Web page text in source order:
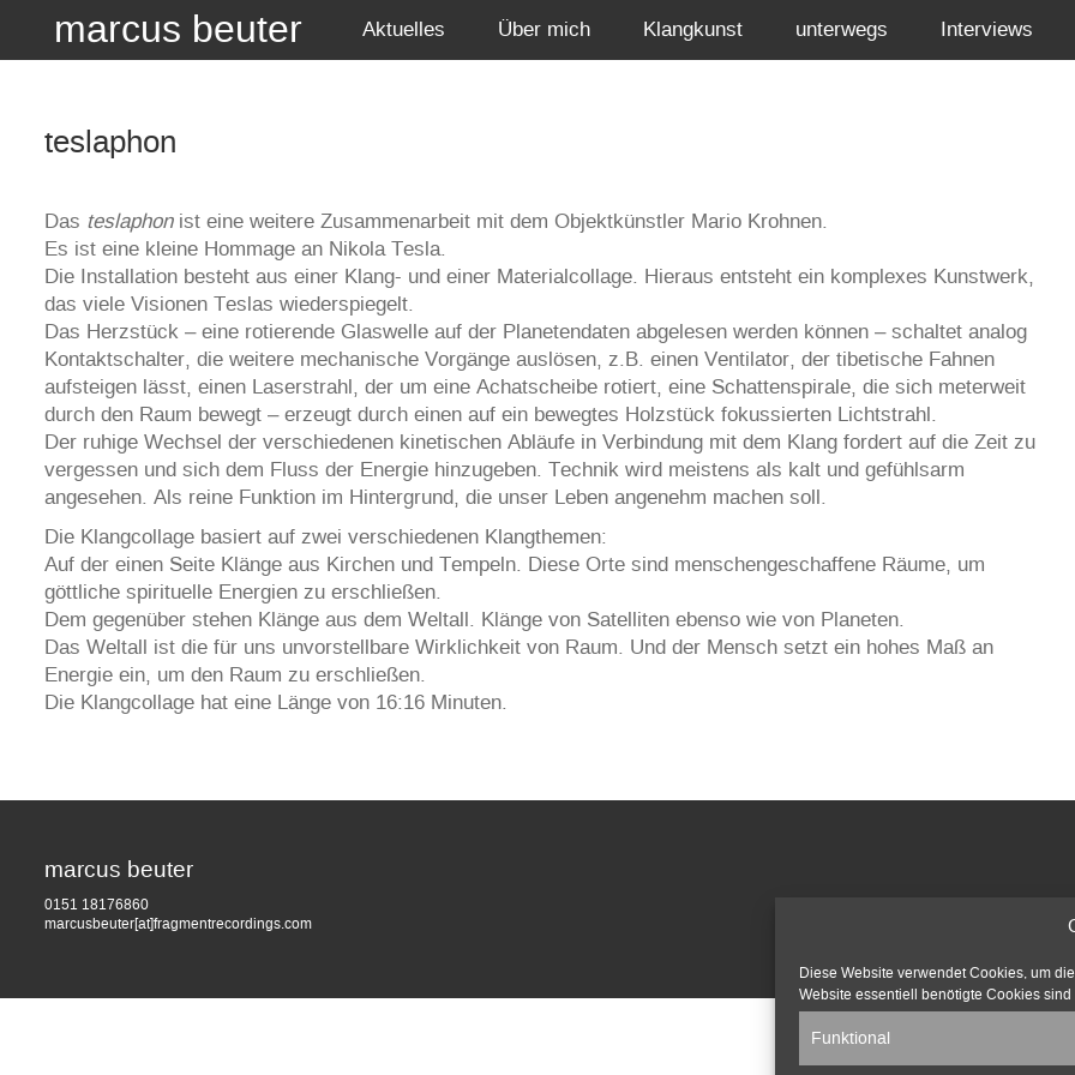
Diese Website verwendet Cookies, um
Website essentiell benötigte Cookies sind
Funktional
marcus beuter Aktuelles Über mich Klangkunst unterwegs Interviews
teslaphon
Das teslaphonist eine weitere Zusammenarbeit mit dem Objektkünstler Mario Krohnen.
Es ist eine kleine Hommage an Nikola Tesla.
Die Installation besteht aus einer Klang- und einer Materialcollage. Hieraus entsteht ein komplexes Kunstwerk,
das viele Visionen Teslas wiederspiegelt.
Das Herzstück – eine rotierende Glaswelle auf der Planetendaten abgelesen werden können – schaltet analog
Kontaktschalter, die weitere mechanische Vorgänge auslösen, z.B. einen Ventilator, der tibetische Fahnen
aufsteigen lässt, einen Laserstrahl, der um eine Achatscheibe rotiert, eine Schattenspirale, die sich meterweit
durch den Raum bewegt – erzeugt durch einen auf ein bewegtes Holzstück fokussierten Lichtstrahl.
Der ruhige Wechsel der verschiedenen kinetischen Abläufe in Verbindung mit dem Klang fordert auf die Zeit zu
vergessen und sich dem Fluss der Energie hinzugeben. Technik wird meistens als kalt und gefühlsarm
angesehen. Als reine Funktion im Hintergrund, die unser Leben angenehm machen soll.
Die Klangcollage basiert auf zwei verschiedenen Klangthemen:
Auf der einen Seite Klänge aus Kirchen und Tempeln. Diese Orte sind menschengeschaffene Räume, um
göttliche spirituelle Energien zu erschließen.
Dem gegenüber stehen Klänge aus dem Weltall. Klänge von Satelliten ebenso wie von Planeten.
Das Weltall ist die für uns unvorstellbare Wirklichkeit von Raum. Und der Mensch setzt ein hohes Maß an
Energie ein, um den Raum zu erschließen.
Die Klangcollage hat eine Länge von 16:16 Minuten.
marcus beuter
0151 18176860
marcusbeuter[at]fragmentrecordings.com